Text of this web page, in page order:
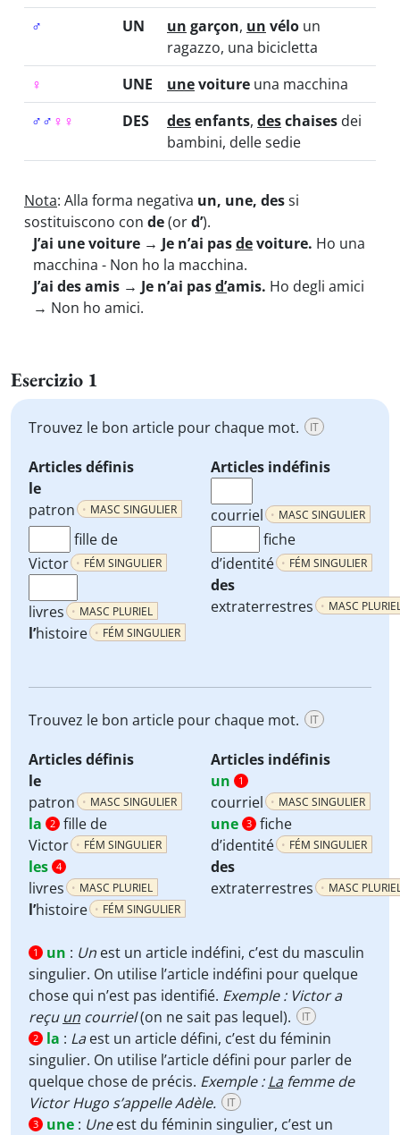
♂
UN un garçon, un vélo un
ragazzo, una bicicletta
♀
UNE unevoiture una macchina
♂♂ ♀ ♀ DES desenfants, deschaises dei
bambini, delle sedie
Nota: Alla forma negativa un, une, dessi
sostituiscono con de(ord’).
J’ai une voiture → Je n’ai pasdevoiture. Ho una
macchina - Non ho la macchina.
J’ai des amis → Je n’ai pasd’amis. Ho degli amici
→ Non ho amici.
Esercizio 1
Trouvez le bon article pour chaque mot. IT
Articles définis
Articles indéfinis
le
patron
MASC SINGULIER courriel MASC SINGULIER
fille de
Victor
FÉM SINGULIER
fiche
d’identité
FÉM SINGULIER
livres MASC PLURIEL
des
extraterrestres
MASC
l’histoire FÉM SINGULIER
Trouvez le bon article pour chaque mot. IT
Articles définis
Articles indéfinis
le
patron
MASC SINGULIER
un 1
courriel MASC SINGULIER
la 2 fille de
Victor
FÉM SINGULIER
une 3 fiche
d’identité
FÉM SINGULIER
les 4
livres MASC PLURIEL
des
extraterrestres
MASC
l’histoire FÉM SINGULIER
1 un : Un est un article indéfini, c’est du masculin
singulier. On utilise l’article indéfini pour quelque
chose qui n’est pas identifié. Exemple : Victor a
reçu un courriel(on ne sait pas lequel). IT
2 la : Laest un article défini, c’est du féminin
singulier. On utilise l’article défini pour parler de
quelque chose de précis. Exemple :Lafemme de
Victor Hugo s’appelle Adèle.
IT
3 une : Uneest du féminin singulier, c’est un